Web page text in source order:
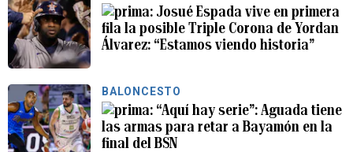
Josué Espada vive en primera
fila la posible Triple Corona de Yordan
Álvarez: “Estamos viendo historia”
BALONCESTO
“Aquí hay serie”: Aguada tiene
las armas para retar a Bayamón en la
final del BSN